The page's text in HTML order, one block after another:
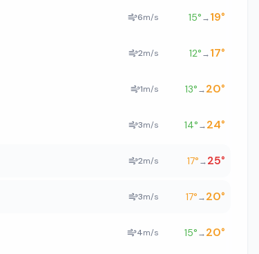
6m/s 15°→19°
2m/s 12°→17°
1m/s 13°→20°
3m/s 14°→24°
2m/s 17°→25°
3m/s 17°→20°
4m/s 15°→20°